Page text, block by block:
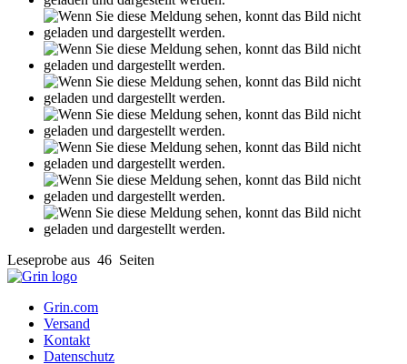
Leseprobe aus 46 Seiten
Grin.com
Versand
Kontakt
Datenschutz
AGB
Impressum
Vertrag widerrufen